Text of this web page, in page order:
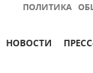
ПОЛИТИКА
НОВОСТИ